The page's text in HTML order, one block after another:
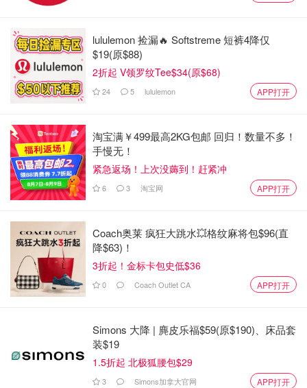
第三站：Dior
地址：The Colonnade, 131 Bloor St. W.
接下来，穿过街道，你将来到另一家法国顶尖设计品牌——
Dior。这家店铺拥有男女成衣系列的全线产品，因此你可以
悠然欣赏鞋类、配饰、手提包和珠宝。但Dior不仅仅是时尚
提醒自己夏天即将再次降临。
Dior 迷你 戴妃包
24S加拿大官网
Dior 中号粉色托特包
24S加拿大官网
lululemon 捡漏🔥 Softstreme 短裤4降仅
$19(原$88)
2折起 V领罗纹Tee$34(原$68)
24 5 lululemon APP打开
淘宝满￥499最高2KG包邮 回归！数量不多！
手慢无！
紧急返场！上次没薅到！赶紧冲
6 3 淘宝网 APP打开
Coach奥莱 疯狂大跳水💥格纹麻将包$96(直
降$63)！
3折起！金标卡包史低$36
0 Coach Outlet CA APP打开
Simons 大降 | 麂皮乐福$59(原$190)、床品套
装$19
1.5折起 北极狐腰包$29
3 Simons加拿大官网 APP打开